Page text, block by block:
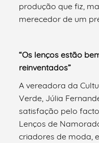
produção que fiz,
merecedor de um
“Os lenços estão
reinventados”
A vereadora da
Verde, Júlia
satisfação pelo
Lenços de
criadores de moda,